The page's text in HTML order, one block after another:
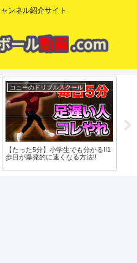
ンネル紹介サイト
コニーのドリブルスクール
【たった5分】小学生でも分かる!!1
歩目が爆発的に速くなる方法!!